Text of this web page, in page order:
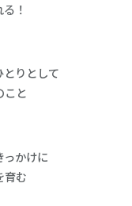
！
りとして
こと
かけに
育む